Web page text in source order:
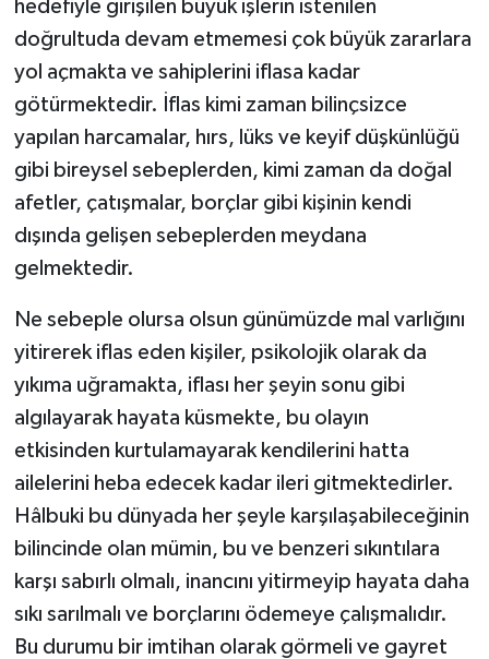
hedefiyle girişilen büyük işlerin istenilen
doğrultuda devam etmemesi çok büyük zararlara
yol açmakta ve sahiplerini iflasa kadar
götürmektedir. İflas kimi zaman bilinçsizce
yapılan harcamalar, hırs, lüks ve keyif düşkünlüğü
gibi bireysel sebeplerden, kimi zaman da doğal
afetler, çatışmalar, borçlar gibi kişinin kendi
dışında gelişen sebeplerden meydana
gelmektedir.
Ne sebeple olursa olsun günümüzde mal varlığını
yitirerek iflas eden kişiler, psikolojik olarak da
yıkıma uğramakta, iflası her şeyin sonu gibi
algılayarak hayata küsmekte, bu olayın
etkisinden kurtulamayarak kendilerini hatta
ailelerini heba edecek kadar ileri gitmektedirler.
Hâlbuki bu dünyada her şeyle karşılaşabileceğinin
bilincinde olan mümin, bu ve benzeri sıkıntılara
karşı sabırlı olmalı, inancını yitirmeyip hayata daha
sıkı sarılmalı ve borçlarını ödemeye çalışmalıdır.
Bu durumu bir imtihan olarak görmeli ve gayret